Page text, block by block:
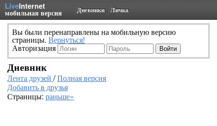
LiveInternet
мобильная версия Дневники Личка
Вы были перенаправлены на мобильную версию
страницы. Вернуться!
Авторизация
Дневник
Лента друзей /Полная версия
Добавить в друзья
Страницы: раньше»